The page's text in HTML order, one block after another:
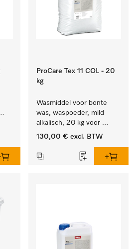
ProCare Tex 11 COL - 20
kg
Wasmiddel voor bonte
was, waspoeder, mild
alkalisch, 20 kg voor
behoud van kleur en
was.
130,00 € excl. BTW